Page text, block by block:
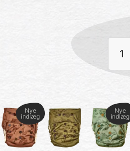
Snap-
In
antal
Nye
indlæg
Nye
indlæg